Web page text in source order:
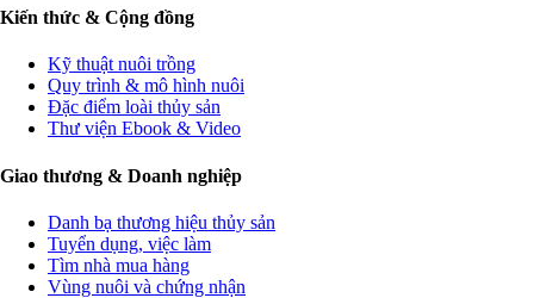
Kiến thức & Cộng đồng
Kỹ thuật nuôi trồng
Quy trình & mô hình nuôi
Đặc điểm loài thủy sản
Thư viện Ebook & Video
Giao thương & Doanh nghiệp
Danh bạ thương hiệu thủy sản
Tuyển dụng, việc làm
Tìm nhà mua hàng
Vùng nuôi và chứng nhận